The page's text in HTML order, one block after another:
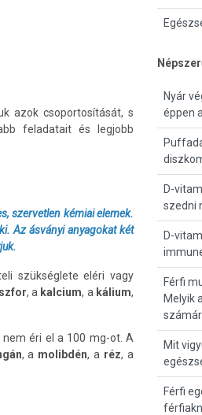
azok csoportosítását, s
feladatait és legjobb
szervetlen kémiai elemek.
Az ásványi anyagokat két
szükséglete eléri vagy
, a kalcium, a kálium,
éri el a 100 mg-ot. A
, a molibdén, a réz, a
Nyár
éppen
D-
szedni
D-
Férfi
Melyik
Mit
Férfi